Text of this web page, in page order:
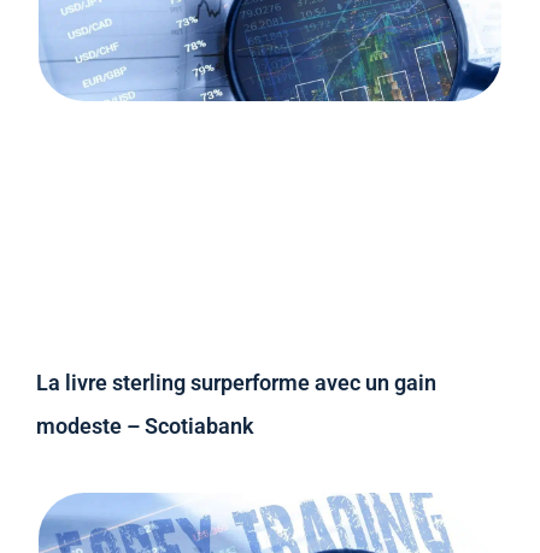
La livre sterling surperforme avec un gain
modeste – Scotiabank